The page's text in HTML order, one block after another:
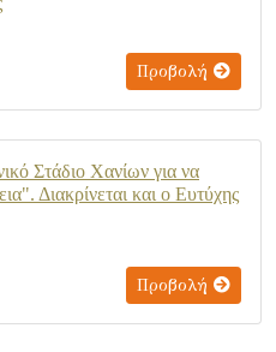
Προβολή
Στάδιο Χανίων για να
Διακρίνεται και ο Ευτύχης
Προβολή